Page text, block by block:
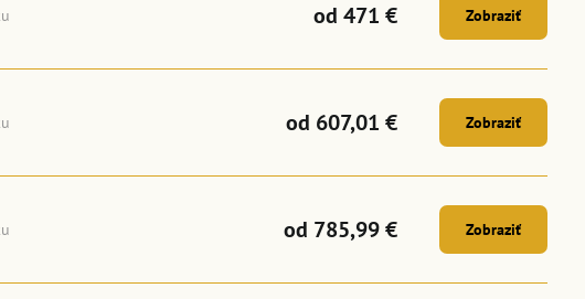
od 471 € Zobraziť
od 607,01 € Zobraziť
od 785,99 € Zobraziť